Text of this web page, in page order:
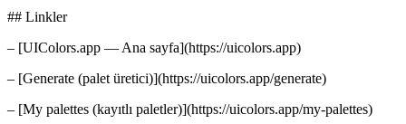
## Linkler
– [UIColors.app — Ana sayfa](https://uicolors.app)
– [Generate (palet üretici)](https://uicolors.app/generate)
– [My palettes (kayıtlı paletler)](https://uicolors.app/my-palettes)